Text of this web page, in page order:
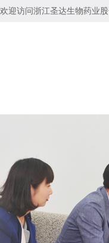
欢迎访问浙江圣达生物药业股